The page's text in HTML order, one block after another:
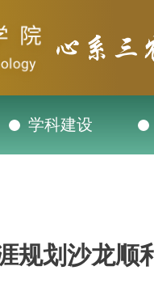
学科建设
规划沙龙顺